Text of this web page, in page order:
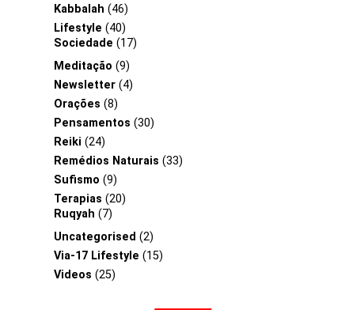
Kabbalah (46)
Lifestyle (40)
Sociedade (17)
Meditação (9)
Newsletter (4)
Orações (8)
Pensamentos (30)
Reiki (24)
Remédios Naturais (33)
Sufismo (9)
Terapias (20)
Ruqyah (7)
Uncategorised (2)
Via-17 Lifestyle (15)
Videos (25)